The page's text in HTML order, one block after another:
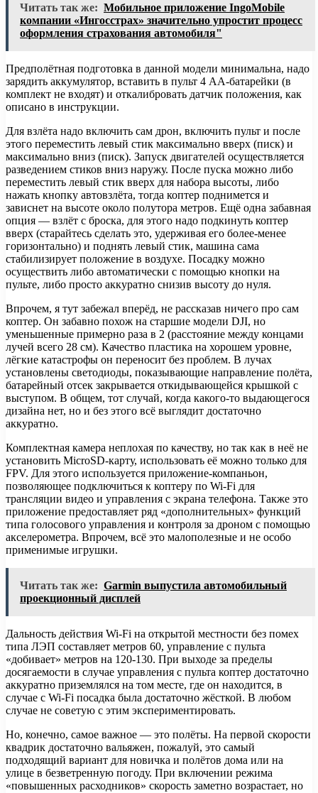
Читать так же: Мобильное приложение IngoMobile
компании «Ингосстрах» значительно упростит процесс
оформления страхования автомобиля"
Предполётная подготовка в данной модели минимальна, надо
зарядить аккумулятор, вставить в пульт 4 АА-батарейки (в
комплект не входят) и откалибровать датчик положения, как
описано в инструкции.
Для взлёта надо включить сам дрон, включить пульт и после
этого переместить левый стик максимально вверх (писк) и
максимально вниз (писк). Запуск двигателей осуществляется
разведением стиков вниз наружу. После пуска можно либо
переместить левый стик вверх для набора высоты, либо
нажать кнопку автовзлёта, тогда коптер поднимется и
зависнет на высоте около полутора метров. Ещё одна забавная
опция — взлёт с броска, для этого надо подкинуть коптер
вверх (старайтесь сделать это, удерживая его более-менее
горизонтально) и поднять левый стик, машина сама
стабилизирует положение в воздухе. Посадку можно
осуществить либо автоматически с помощью кнопки на
пульте, либо просто аккуратно снизив высоту до нуля.
Впрочем, я тут забежал вперёд, не рассказав ничего про сам
коптер. Он забавно похож на старшие модели DJI, но
уменьшенные примерно раза в 2 (расстояние между концами
лучей всего 28 см). Качество пластика на хорошем уровне,
лёгкие катастрофы он переносит без проблем. В лучах
установлены светодиоды, показывающие направление полёта,
батарейный отсек закрывается откидывающейся крышкой с
выступом. В общем, тот случай, когда какого-то выдающегося
дизайна нет, но и без этого всё выглядит достаточно
аккуратно.
Комплектная камера неплохая по качеству, но так как в неё не
установить MicroSD-карту, использовать её можно только для
FPV. Для этого используется приложение-компаньон,
позволяющее подключиться к коптеру по Wi-Fi для
трансляции видео и управления с экрана телефона. Также это
приложение предоставляет ряд «дополнительных» функций
типа голосового управления и контроля за дроном с помощью
акселерометра. Впрочем, всё это малополезные и не особо
применимые игрушки.
Читать так же: Garmin выпустила автомобильный
проекционный дисплей
Дальность действия Wi-Fi на открытой местности без помех
типа ЛЭП составляет метров 60, управление с пульта
«добивает» метров на 120-130. При выходе за пределы
досягаемости в случае управления с пульта коптер достаточно
аккуратно приземлялся на том месте, где он находится, в
случае с Wi-Fi посадка была достаточно жёсткой. В любом
случае не советую с этим экспериментировать.
Но, конечно, самое важное — это полёты. На первой скорости
квадрик достаточно вальяжен, пожалуй, это самый
подходящий вариант для новичка и полётов дома или на
улице в безветренную погоду. При включении режима
«повышенных расходников» скорость заметно возрастает, но